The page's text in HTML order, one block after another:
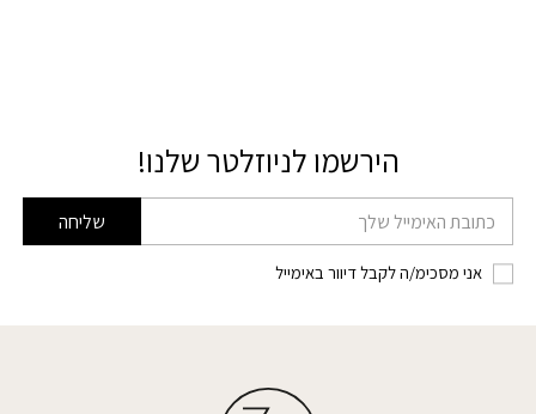
הירשמו לניוזלטר שלנו!
דוא׳׳ל שליחה
אני מסכימ/ה לקבל דיוור באימייל